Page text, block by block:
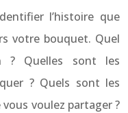
l’histoire que
votre bouquet. Quel
? Quelles sont les
? Quels sont les
voulez partager ?